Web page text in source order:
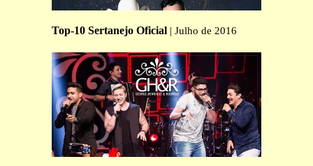
Top-10 Sertanejo Oficial | Julho de 2016